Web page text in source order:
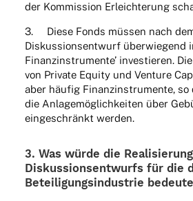
der Kommis­sion Erleich­te­rung
3. Diese Fonds müssen nach
Diskus­si­ons­ent­wurf über­wie­gend
Finanz­in­stru­mente’ inves­tie­ren.
von Private Equity und Venture
aber häufig Finanz­in­stru­mente, so
die Anla­ge­mög­lich­kei­ten über
einge­schränkt werden.
3. Was würde die
Diskus­si­ons­ent­wurfs für die
Betei­li­gungs­in­dus­trie